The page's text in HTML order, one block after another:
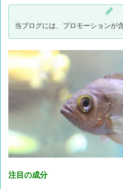
当ブログには、プロモーションが
注目の成分